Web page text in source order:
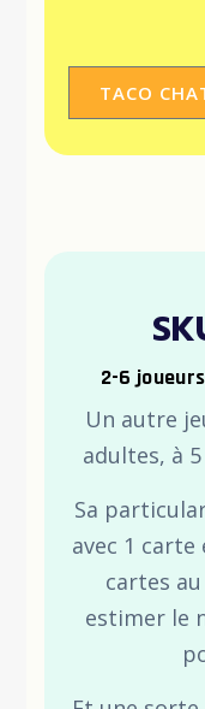
TACO
2-6
Un autre
adultes, à
Sa
avec 1
cartes
estimer le